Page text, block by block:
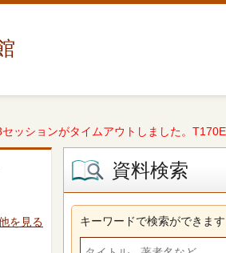
ッションがタイムアウトしました。
を見る
資料検索
キーワードで検索ができます